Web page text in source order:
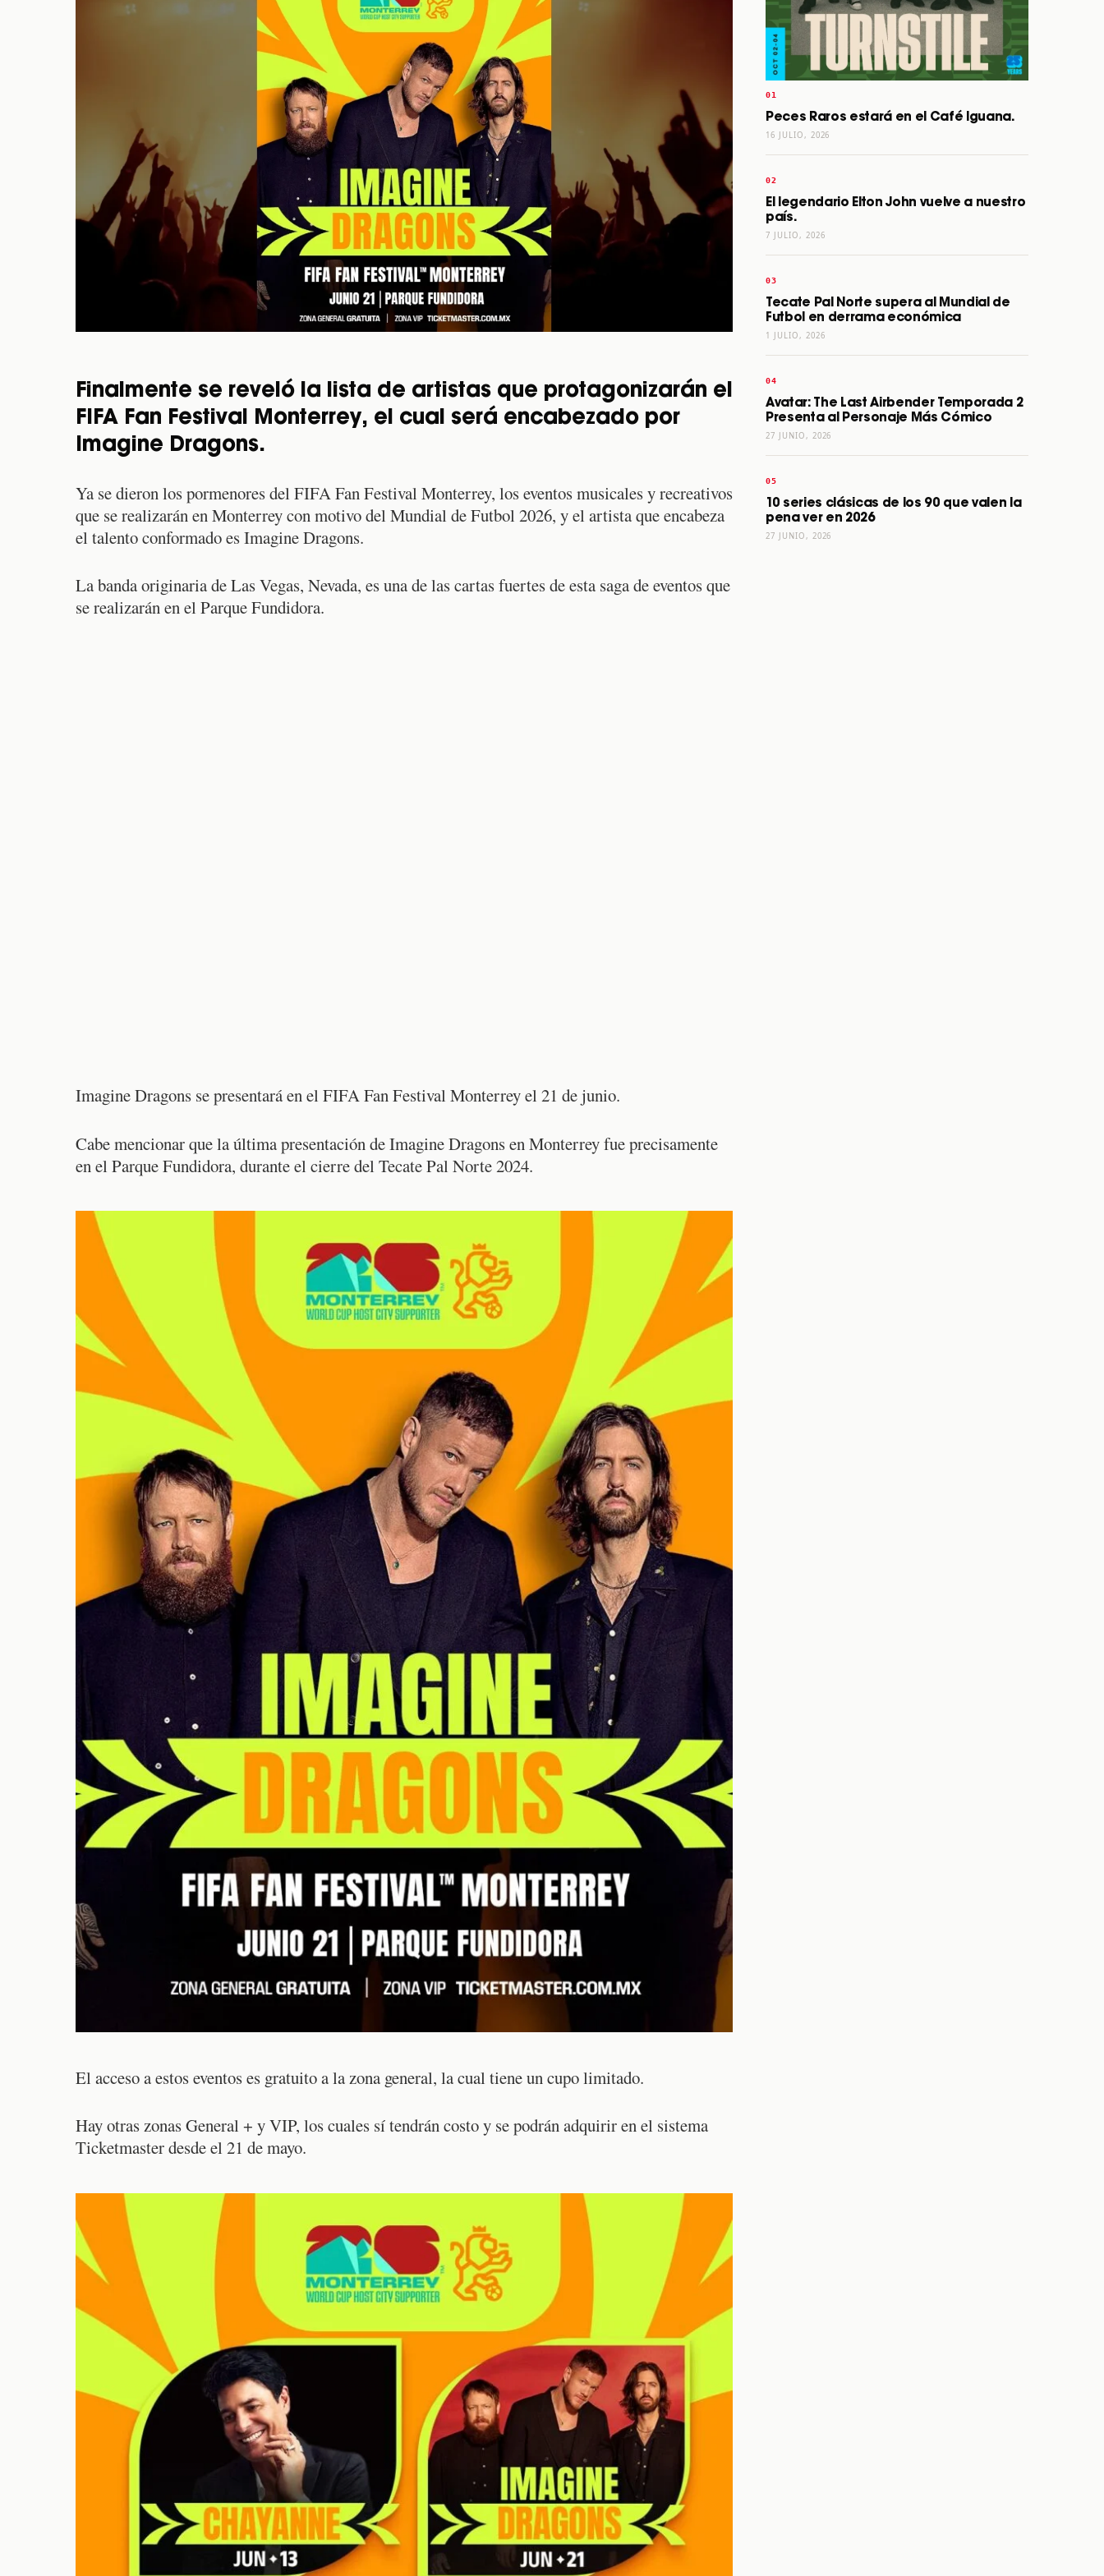
Finalmente se reveló la lista de artistas que protagonizarán el
FIFA Fan Festival Monterrey, el cual será encabezado por
Imagine Dragons.
Ya se dieron los pormenores del FIFA Fan Festival Monterrey, los eventos musicales y recreativos
que se realizarán en Monterrey con motivo del Mundial de Futbol 2026, y el artista que encabeza
el talento conformado es Imagine Dragons.
La banda originaria de Las Vegas, Nevada, es una de las cartas fuertes de esta saga de eventos que
se realizarán en el Parque Fundidora.
Imagine Dragons se presentará en el FIFA Fan Festival Monterrey el 21 de junio.
Cabe mencionar que la última presentación de Imagine Dragons en Monterrey fue precisamente
en el Parque Fundidora, durante el cierre del Tecate Pal Norte 2024.
El acceso a estos eventos es gratuito a la zona general, la cual tiene un cupo limitado.
Hay otras zonas General + y VIP, los cuales sí tendrán costo y se podrán adquirir en el sistema
Ticketmaster desde el 21 de mayo.
Peces Raros estará en el Café Iguana.
16 JULIO, 2026
El legendario Elton John vuelve a nuestro
país.
7 JULIO, 2026
Tecate Pal Norte supera al Mundial de
Futbol en derrama económica
1 JULIO, 2026
Avatar: The Last Airbender Temporada 2
Presenta al Personaje Más Cómico
27 JUNIO, 2026
10 series clásicas de los 90 que valen la
pena ver en 2026
27 JUNIO, 2026